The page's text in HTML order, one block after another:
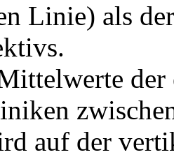
Linie) als
auf der